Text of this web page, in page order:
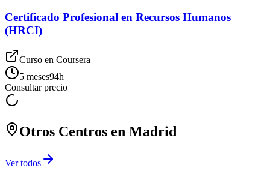
Certificado Profesional en Recursos Humanos
(HRCI)
Curso en Coursera
5 meses94h
Consultar precio
Otros Centros en Madrid
Ver todos